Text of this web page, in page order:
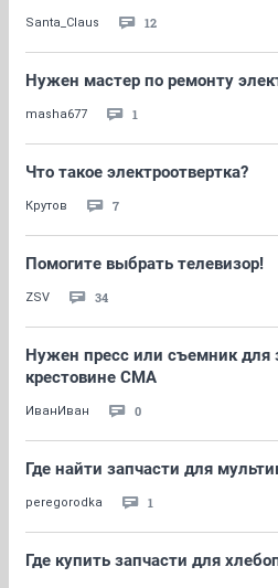
Santa_Claus 12
Нужен мастер по ремонту
masha677 1
Что такое электроотвертка?
Крутов 7
Помогите выбрать телевизор!
ZSV 34
Нужен пресс или съемник
крестовине СМА
ИванИван 0
Где найти запчасти для
peregorodka 1
Где купить запчасти для